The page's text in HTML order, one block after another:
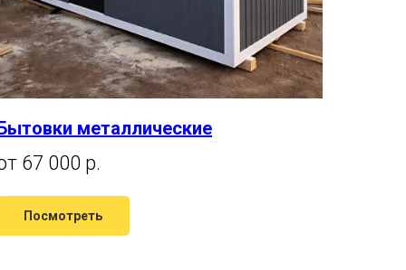
металлические
67 000 р.
Посмотреть